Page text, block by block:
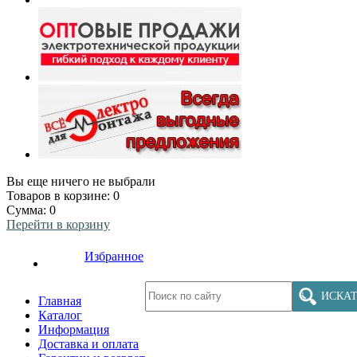
Вы еще ничего не выбрали
Товаров в корзине: 0
Сумма: 0
Перейти в корзину
Избранное
Главная
Каталог
Информация
Доставка и оплата